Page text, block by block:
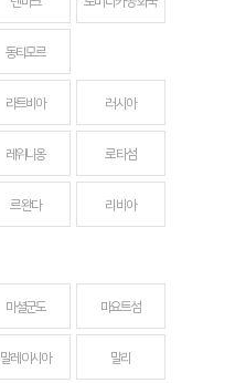
동티모르
라트비아 러시아
레위니옹 로타섬
르완다 리비아
마셜군도 마요트섬
말레이시아 말리